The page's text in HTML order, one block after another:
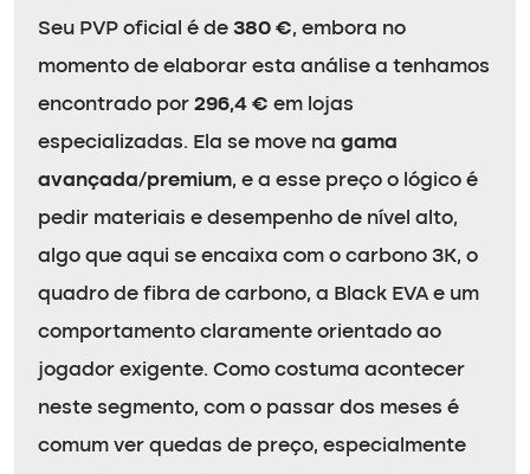
Seu PVP oficial é de 380 €, embora no
momento de elaborar esta análise a tenhamos
encontrado por 296,4 € em lojas
especializadas. Ela se move na gama
avançada/premium, e a esse preço o lógico é
pedir materiais e desempenho de nível alto,
algo que aqui se encaixa com o carbono 3K, o
quadro de fibra de carbono, a Black EVA e um
comportamento claramente orientado ao
jogador exigente. Como costuma acontecer
neste segmento, com o passar dos meses é
comum ver quedas de preço, especialmente